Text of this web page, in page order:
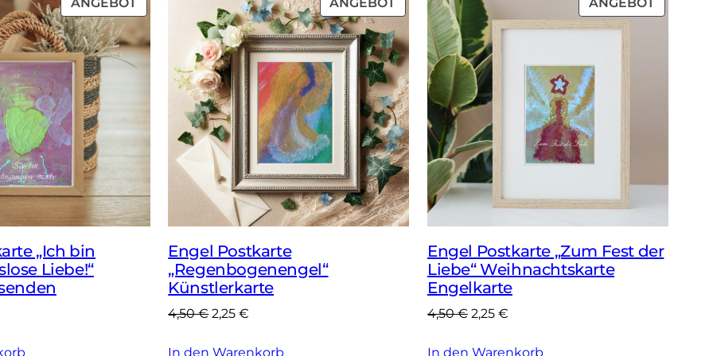
IM
ANGEBOT
„Ich bin
Liebe!“
IM
ANGEBOT
Engel Postkarte
„Regenbogenengel“
Künstlerkarte
4,50€Ursprünglicher
war:
2,25€
ist:
In den Warenkorb
IM
Engel Postkarte „Zum Fest der
Liebe“ Weihnachtskarte
Engelkarte
4,50€ Ursprünglicher
war:
2,25 €Aktueller
ist:
In den Warenkorb